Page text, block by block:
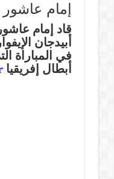
إمام
قاد إمام
أبيدجان
في المباراة
أبطال إفريقيا